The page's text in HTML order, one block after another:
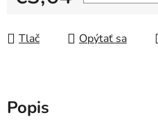
Tlač Opýtať sa
Popis